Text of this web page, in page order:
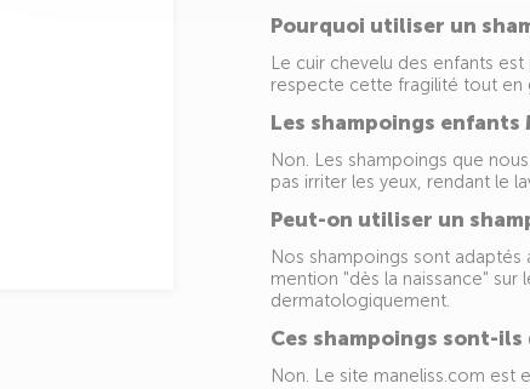
Pourquoi utiliser un
Le cuir chevelu des enfants
respecte cette fragilité tout en
Les shampoings enfants
Non. Les shampoings que
pas irriter les yeux, rendant le
Peut-on utiliser un
Nos shampoings sont adaptés
mention "dès la naissance"
dermatologiquement.
Ces shampoings sont-
Non. Le site maneliss.com est